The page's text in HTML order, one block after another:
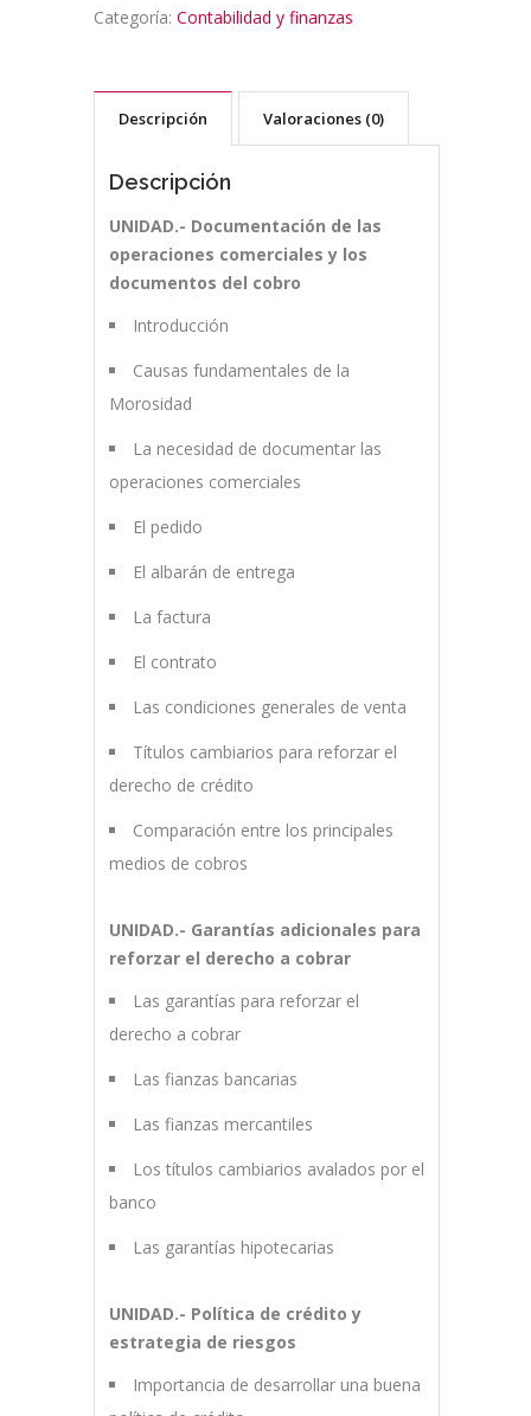
Categoría: Contabilidad y finanzas
Descripción Valoraciones (0)
Descripción
UNIDAD.- Documentación de las
operaciones comerciales y los
documentos del cobro
Introducción
Causas fundamentales de la
Morosidad
La necesidad de documentar las
operaciones comerciales
El pedido
El albarán de entrega
La factura
El contrato
Las condiciones generales de venta
Títulos cambiarios para reforzar el
derecho de crédito
Comparación entre los principales
medios de cobros
UNIDAD.- Garantías adicionales para
reforzar el derecho a cobrar
Las garantías para reforzar el
derecho a cobrar
Las fianzas bancarias
Las fianzas mercantiles
Los títulos cambiarios avalados por el
banco
Las garantías hipotecarias
UNIDAD.- Política de crédito y
estrategia de riesgos
Importancia de desarrollar una buena